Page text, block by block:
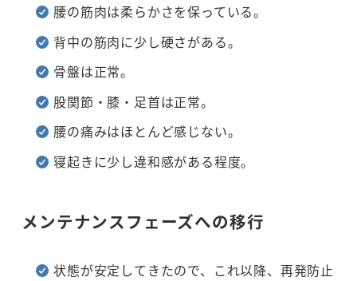
腰の筋肉は柔らかさを保っている。
背中の筋肉に少し硬さがある。
骨盤は正常。
股関節・膝・足首は正常。
腰の痛みはほとんど感じない。
寝起きに少し違和感がある程度。
メンテナンスフェーズへの移行
状態が安定してきたので、これ以降、再発防止